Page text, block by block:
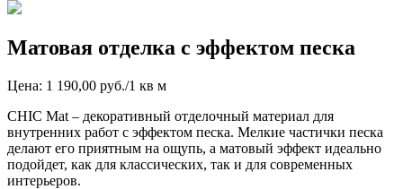
Матовая отделка с эффектом песка
Цена: 1 190,00 руб./1 кв м
CHIC Mat – декоративный отделочный материал для
внутренних работ с эффектом песка. Мелкие частички песка
делают его приятным на ощупь, а матовый эффект идеально
подойдет, как для классических, так и для современных
интерьеров.